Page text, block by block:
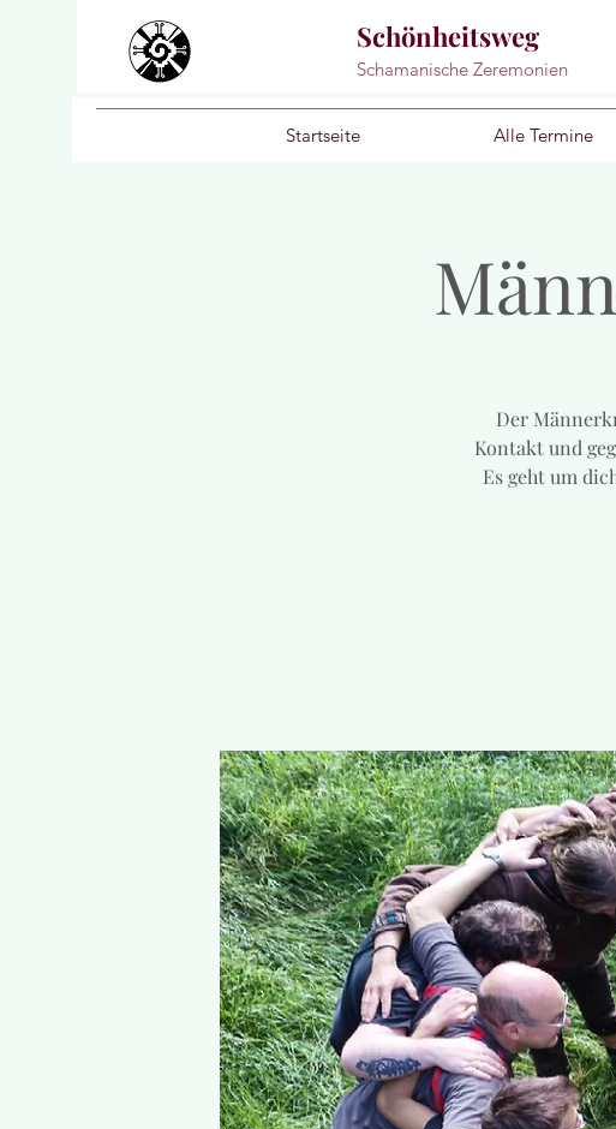
Schönheitsweg
Schamanische Zeremonien
Startseite Alle Termine
Der
Kontakt und
Es geht um